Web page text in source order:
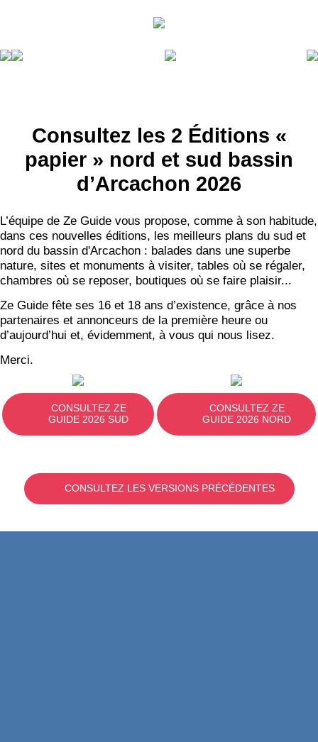
Consultez les 2 Éditions «
papier » nord et sud bassin
d’Arcachon 2026
L’équipe de Ze Guide vous propose, comme à son habitude,
dans ces nouvelles éditions, les meilleurs plans du sud et
nord du bassin d'Arcachon : balades dans une superbe
nature, sites et monuments à visiter, tables où se régaler,
chambres où se reposer, boutiques où se faire plaisir...
Ze Guide fête ses 16 et 18 ans d’existence, grâce à nos
partenaires et annonceurs de la première heure ou
d’aujourd’hui et, évidemment, à vous qui nous lisez.
Merci.
CONSULTEZ ZE
GUIDE 2026 SUD
CONSULTEZ ZE
GUIDE 2026 NORD
CONSULTEZ LES VERSIONS PRÉCÉDENTES